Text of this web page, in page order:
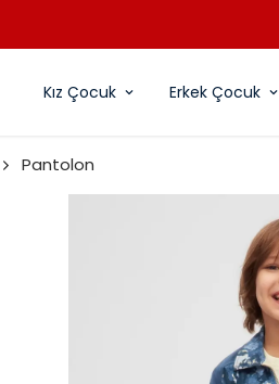
Kız Çocuk Erkek Çocuk
Pantolon